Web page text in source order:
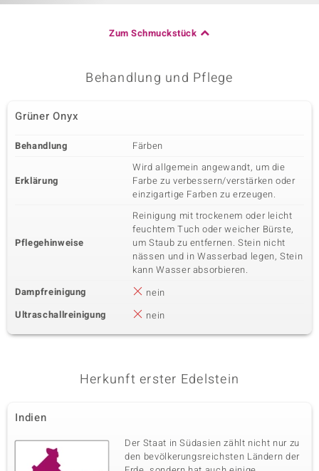
Zum Schmuckstück
Behandlung und Pflege
Grüner Onyx
Behandlung Färben
Erklärung
Wird allgemein angewandt, um die
Farbe zu verbessern/verstärken oder
einzigartige Farben zu erzeugen.
Pflegehinweise
Reinigung mit trockenem oder leicht
feuchtem Tuch oder weicher Bürste,
um Staub zu entfernen. Stein nicht
nässen und in Wasserbad legen, Stein
kann Wasser absorbieren.
Dampfreinigung
nein
Ultraschallreinigung
nein
Herkunft erster Edelstein
Indien
Der Staat in Südasien zählt nicht nur zu
den bevölkerungsreichsten Ländern der